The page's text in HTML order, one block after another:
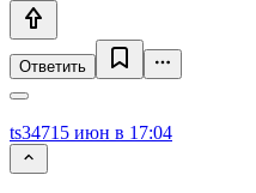
Ответить
ts34715 июн в 17:04